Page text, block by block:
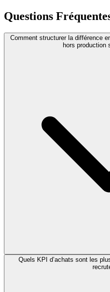
Questions
Comment structurer la différence
hors production
Quels KPI d’achats sont les